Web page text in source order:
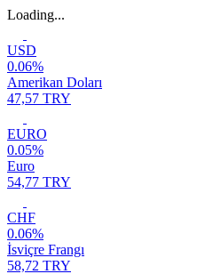
Loading...
USD
0.06%
Amerikan Doları
47,57 TRY
EURO
0.05%
Euro
54,77 TRY
CHF
0.06%
İsviçre Frangı
58,72 TRY